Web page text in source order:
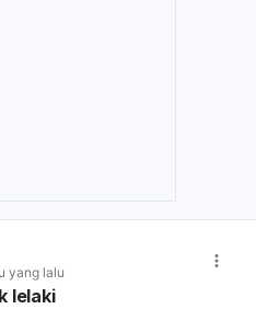
yang lalu
lelaki